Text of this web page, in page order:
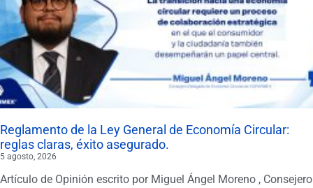
Reglamento de la Ley General de Economía Circular:
reglas claras, éxito asegurado.
5 agosto, 2026
Artículo de Opinión escrito por Miguel Ángel Moreno , Consejero